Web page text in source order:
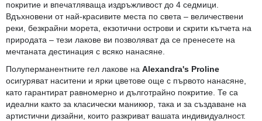
покритие и впечатляваща издръжливост до 4 седмици.
Вдъхновени от най-красивите места по света – величествени
реки, безкрайни морета, екзотични острови и скрити кътчета на
природата – тези лакове ви позволяват да се пренесете на
мечтаната дестинация с всяко нанасяне.
Полуперманентните гел лакове на Alexandra's Proline
осигуряват наситени и ярки цветове още с първото нанасяне,
като гарантират равномерно и дълготрайно покритие. Те са
идеални както за класически маникюр, така и за създаване на
артистични дизайни, които разкриват вашата индивидуалност.